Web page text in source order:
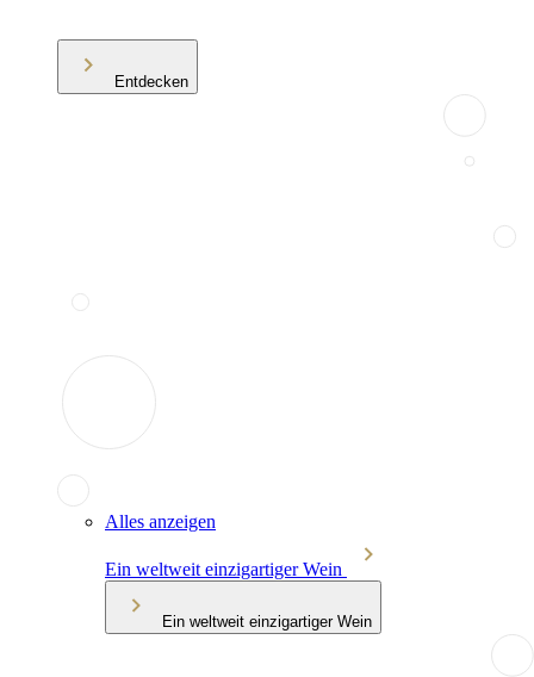
Entdecken
Alles anzeigen
Ein weltweit einzigartiger Wein
Ein weltweit einzigartiger Wein